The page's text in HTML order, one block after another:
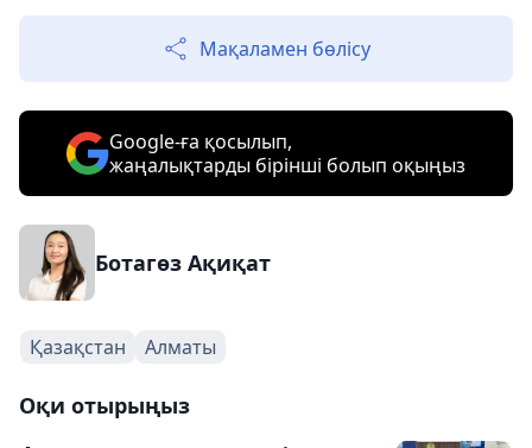
Мақаламен бөлісу
Google-ға қосылып,
жаңалықтарды бірінші болып оқыңыз
Ботагөз Ақиқат
Қазақстан Алматы
Оқи отырыңыз